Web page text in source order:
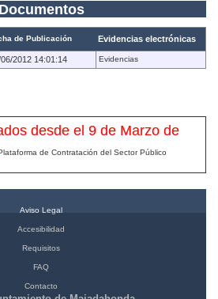
Documentos
de Publicación Evidencias electrónicas
2012 14:01:14 Evidencias
desde el 9 de Marzo de
de Contratación del Sector Público
Aviso Legal
Accesibilidad
Requisitos
FAQ
Contacto